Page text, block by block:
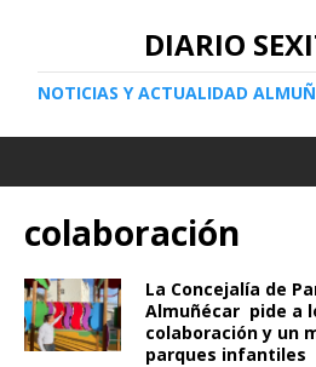
DIARIO
NOTICIAS Y ACTUALIDAD
colaboración
La Concejalía de
Almuñécar pide a
colaboración y un
parques infantiles